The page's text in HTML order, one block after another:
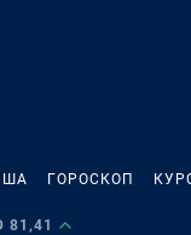
ГОРОСКОП
81,41